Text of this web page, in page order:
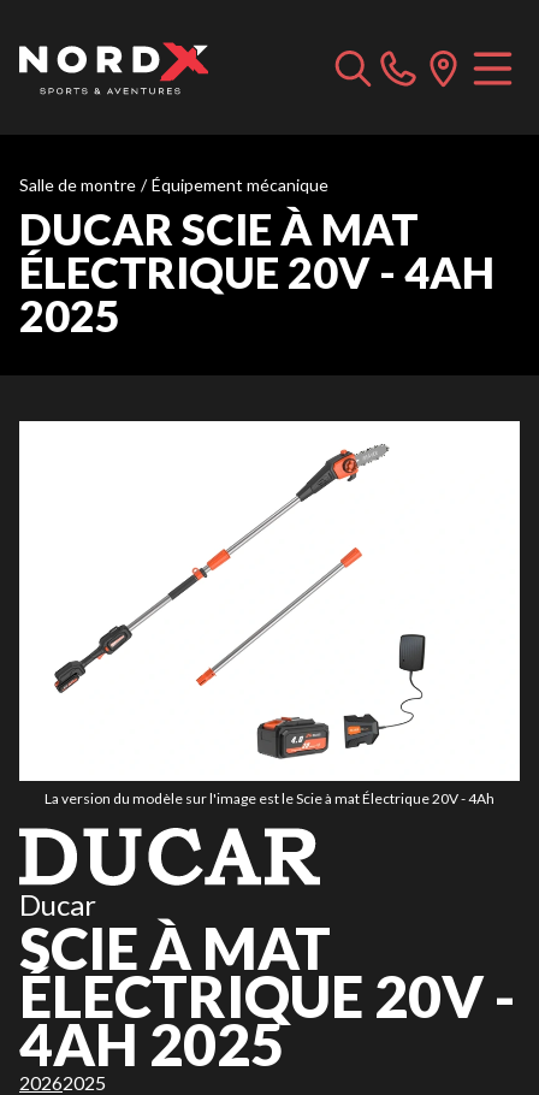
Salle de montre / Équipement mécanique
DUCAR SCIE À MAT
ÉLECTRIQUE 20V - 4AH
2025
La version du modèle sur l'image est le Scie à mat Électrique 20V - 4Ah
Ducar
SCIE À MAT
ÉLECTRIQUE 20V -
4AH 2025
20262025